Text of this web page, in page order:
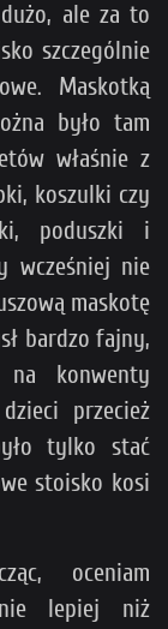
ale za to
szczególnie
Maskotką
było tam
właśnie z
koszulki czy
poduszki i
wcześniej nie
maskotę
bardzo fajny,
konwenty
przecież
tylko stać
stoisko kosi
oceniam
lepiej niż